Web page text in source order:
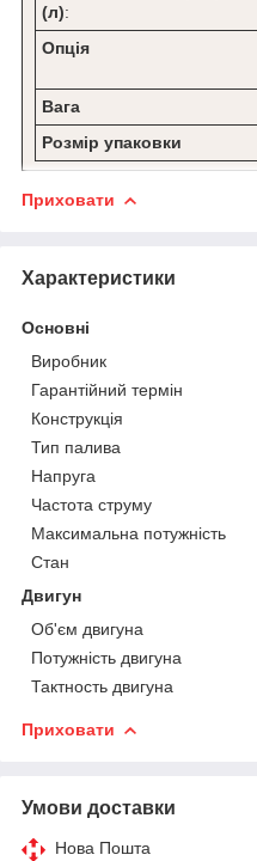
(л):
Опція
Вага
Розмір упаковки
Приховати
Характеристики
Основні
Виробник
Гарантійний термін
Конструкція
Тип палива
Напруга
Частота струму
Максимальна потужність
Стан
Двигун
Об'єм двигуна
Потужність двигуна
Тактность двигуна
Приховати
Умови доставки
Нова Пошта